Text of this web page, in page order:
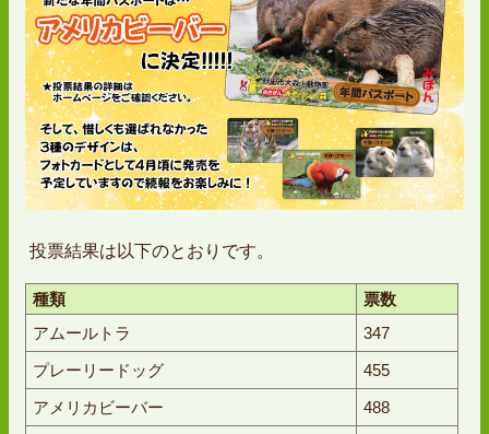
投票結果は以下のとおりです。
種類
票数
アムールトラ
347
プレーリードッグ
455
アメリカビーバー
488